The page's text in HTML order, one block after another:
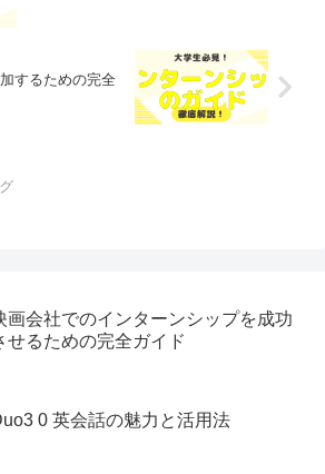
するための完全
画会社でのインターンシップを成功
せるための完全ガイド
0 英会話の魅力と活用法